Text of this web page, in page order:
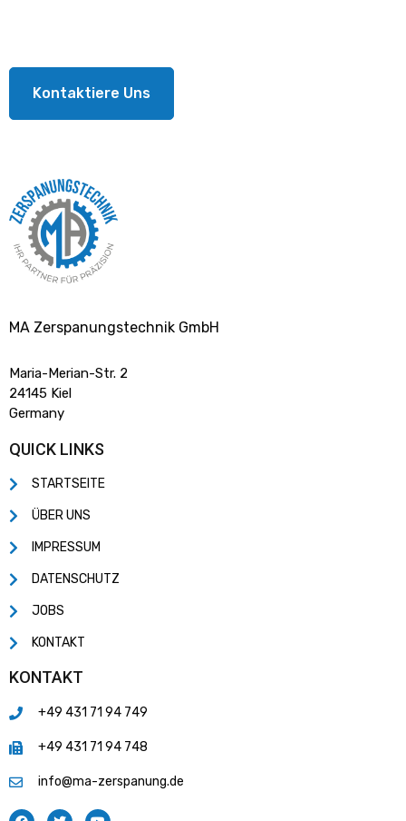
Kontaktiere Uns
MA Zerspanungstechnik GmbH
Maria-Merian-Str. 2
24145 Kiel
Germany
QUICK LINKS
STARTSEITE
ÜBER UNS
IMPRESSUM
DATENSCHUTZ
JOBS
KONTAKT
KONTAKT
+49 431 71 94 749
+49 431 71 94 748
info@ma-zerspanung.de
F
T
Y